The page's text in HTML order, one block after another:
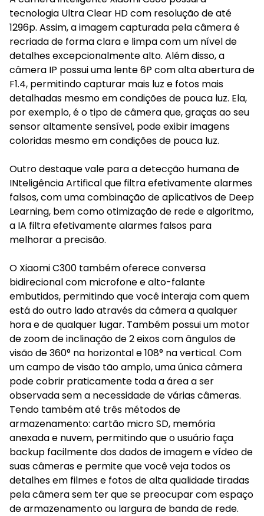
tecnologia Ultra Clear HD com resolução de até
1296p. Assim, a imagem capturada pela câmera é
recriada de forma clara e limpa com um nível de
detalhes excepcionalmente alto. Além disso, a
câmera IP possui uma lente 6P com alta abertura de
F1.4, permitindo capturar mais luz e fotos mais
detalhadas mesmo em condições de pouca luz. Ela,
por exemplo, é o tipo de câmera que, graças ao seu
sensor altamente sensível, pode exibir imagens
coloridas mesmo em condições de pouca luz.
Outro destaque vale para a detecção humana de
INteligência Artifical que filtra efetivamente alarmes
falsos, com uma combinação de aplicativos de Deep
Learning, bem como otimização de rede e algoritmo,
a IA filtra efetivamente alarmes falsos para
melhorar a precisão.
O Xiaomi C300 também oferece conversa
bidirecional com microfone e alto-falante
embutidos, permitindo que você interaja com quem
está do outro lado através da câmera a qualquer
hora e de qualquer lugar. Também possui um motor
de zoom de inclinação de 2 eixos com ângulos de
visão de 360° na horizontal e 108° na vertical. Com
um campo de visão tão amplo, uma única câmera
pode cobrir praticamente toda a área a ser
observada sem a necessidade de várias câmeras.
Tendo também até três métodos de
armazenamento: cartão micro SD, memória
anexada e nuvem, permitindo que o usuário faça
backup facilmente dos dados de imagem e vídeo de
suas câmeras e permite que você veja todos os
detalhes em filmes e fotos de alta qualidade tiradas
pela câmera sem ter que se preocupar com espaço
de armazenamento ou largura de banda de rede.